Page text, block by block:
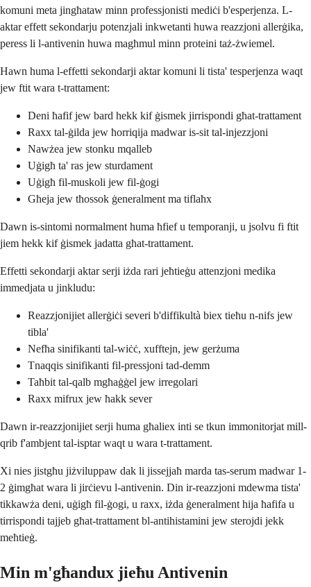
komuni meta jingħataw minn professjonisti mediċi b'esperjenza. L-
aktar effett sekondarju potenzjali inkwetanti huwa reazzjoni allerġika,
peress li l-antivenin huwa magħmul minn proteini taż-żwiemel.
Hawn huma l-effetti sekondarji aktar komuni li tista' tesperjenza waqt
jew ftit wara t-trattament:
Deni ħafif jew bard hekk kif ġismek jirrispondi għat-trattament
Raxx tal-ġilda jew ħorriqija madwar is-sit tal-injezzjoni
Nawżea jew stonku mqalleb
Uġigħ ta' ras jew sturdament
Uġigħ fil-muskoli jew fil-ġogi
Għeja jew tħossok ġeneralment ma tiflaħx
Dawn is-sintomi normalment huma ħfief u temporanji, u jsolvu fi ftit
jiem hekk kif ġismek jadatta għat-trattament.
Effetti sekondarji aktar serji iżda rari jeħtieġu attenzjoni medika
immedjata u jinkludu:
Reazzjonijiet allerġiċi severi b'diffikultà biex tieħu n-nifs jew
tibla'
Nefħa sinifikanti tal-wiċċ, xufftejn, jew gerżuma
Tnaqqis sinifikanti fil-pressjoni tad-demm
Taħbit tal-qalb mgħaġġel jew irregolari
Raxx mifrux jew ħakk sever
Dawn ir-reazzjonijiet serji huma għaliex inti se tkun immonitorjat mill-
qrib f'ambjent tal-isptar waqt u wara t-trattament.
Xi nies jistgħu jiżviluppaw dak li jissejjaħ marda tas-serum madwar 1-
2 ġimgħat wara li jirċievu l-antivenin. Din ir-reazzjoni mdewma tista'
tikkawża deni, uġigħ fil-ġogi, u raxx, iżda ġeneralment hija ħafifa u
tirrispondi tajjeb għat-trattament bl-antihistamini jew sterojdi jekk
meħtieġ.
Min m'għandux jieħu Antivenin